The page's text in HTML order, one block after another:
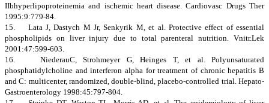
IIbhyperlipoproteinemia and ischemic heart disease. Cardiovasc Drugs Ther
1995:9:779-84.
15. Lata J, Dastych M Jr, Senkyrik M, et al. Protective effect of essential
phospholipids on liver injury due to total parenteral nutrition. Vnitr.Lek
2001:47:599-603.
16. NiederauС, Strohmeyer G, Heinges T, et al. Polyunsaturated
phosphatidylcholine and interferon alpha for treatment of chronic hepatitis В
and C: multicenter, randomized, double-blind, placebo-controlled trial. Hepato-
Gastroenterology 1998:45:797-804.